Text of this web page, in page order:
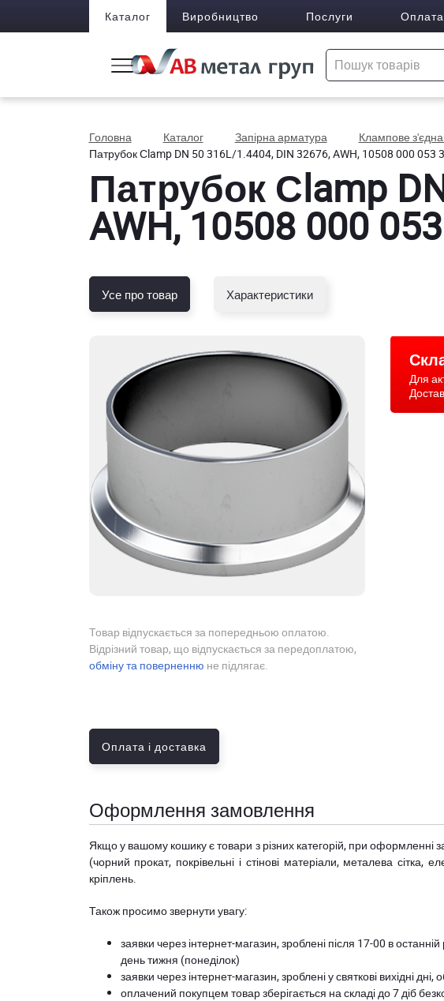
Каталог Виробництво Послуги Оплата
Головна Каталог Запірна арматура Клампове
Патрубок Сlamp DN 50 316L/1.4404, DIN 32676, AWH, 10508 000 053
Патрубок Сlamp
AWH, 10508 000
Усе про товар Характеристики
Товар відпускається за попередньою оплатою.
Відрізний товар, що відпускається за передоплатою,
обміну та поверненню не підлягає.
Для
Оплата і доставка
Оформлення замовлення
Якщо у вашому кошику є товари з різних категорій, при оформленні
(чорний прокат, покрівельні і стінові матеріали, металева
кріплень.
Також просимо звернути увагу:
заявки через інтернет-магазин, зроблені після 17-00 в
день тижня (понеділок)
заявки через інтернет-магазин, зроблені у святкові вихідні
оплачений покупцем товар зберігається на складі до 7 діб